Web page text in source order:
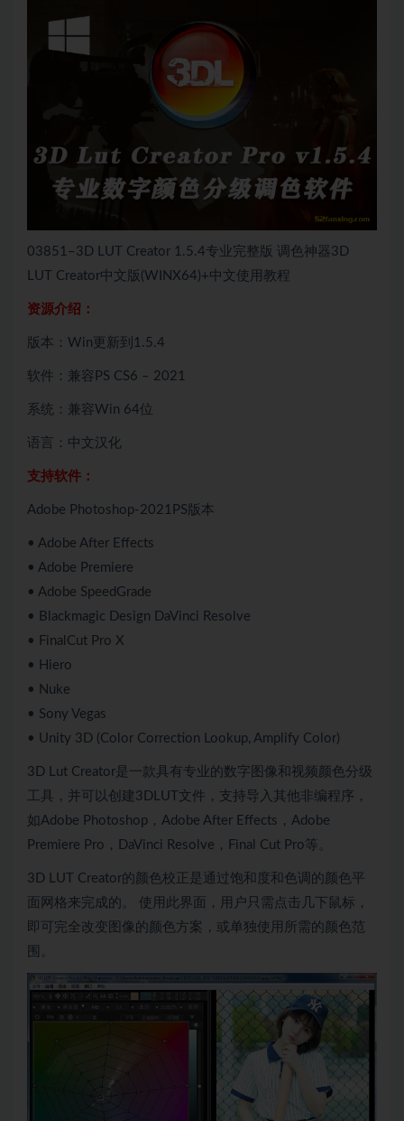
03851–3D LUT Creator 1.5.4专业完整版 调色神器3D
LUT Creator中文版(WINX64)+中文使用教程
资源介绍：
版本：Win更新到1.5.4
软件：兼容PS CS6 – 2021
系统：兼容Win 64位
语言：中文汉化
支持软件：
Adobe Photoshop-2021PS版本
• Adobe After Effects
• Adobe Premiere
• Adobe SpeedGrade
• Blackmagic Design DaVinci Resolve
• FinalCut Pro X
• Hiero
• Nuke
• Sony Vegas
• Unity 3D (Color Correction Lookup, Amplify Color)
3D Lut Creator是一款具有专业的数字图像和视频颜色分级
工具，并可以创建3DLUT文件，支持导入其他非编程序，
如Adobe Photoshop，Adobe After Effects，Adobe
Premiere Pro，DaVinci Resolve，Final Cut Pro等。
3D LUT Creator的颜色校正是通过饱和度和色调的颜色平
面网格来完成的。 使用此界面，用户只需点击几下鼠标，
即可完全改变图像的颜色方案，或单独使用所需的颜色范
围。